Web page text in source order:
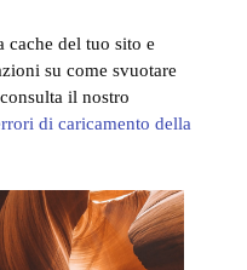
cache del tuo sito e
su come svuotare
il nostro
di caricamento della